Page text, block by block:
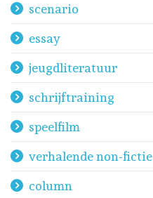
scenario
essay
jeugdliteratuur
schrijftraining
speelfilm
verhalende non-fictie
column